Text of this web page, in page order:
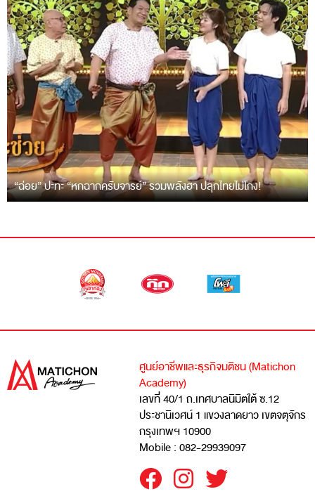
“ฉ่อย” ปะทะ “หกฉากครับจารย์” รวมพลังฮา ปลุกไทยไม่โกง!
ศูนย์อาชีพและธุรกิจมติชน (Matichon
Academy)
เลขที่ 40/1 ถ.เทศบาลนิมิตใต้ ซ.12
ประชานิเวศน์ 1 แขวงลาดยาว เขตจตุจักร
กรุงเทพฯ 10900
Mobile : 082-29939097